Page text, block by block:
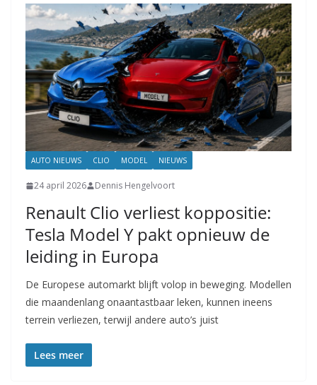
AUTO NIEUWS CLIO MODEL NIEUWS
24 april 2026 Dennis Hengelvoort
Renault Clio verliest koppositie:
Tesla Model Y pakt opnieuw de
leiding in Europa
De Europese automarkt blijft volop in beweging. Modellen
die maandenlang onaantastbaar leken, kunnen ineens
terrein verliezen, terwijl andere auto’s juist
Lees meer